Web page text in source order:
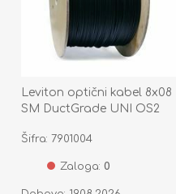
Leviton optični kabel 8x08
SM DuctGrade UNI OS2
Šifra: 7901004
Zaloga: 0